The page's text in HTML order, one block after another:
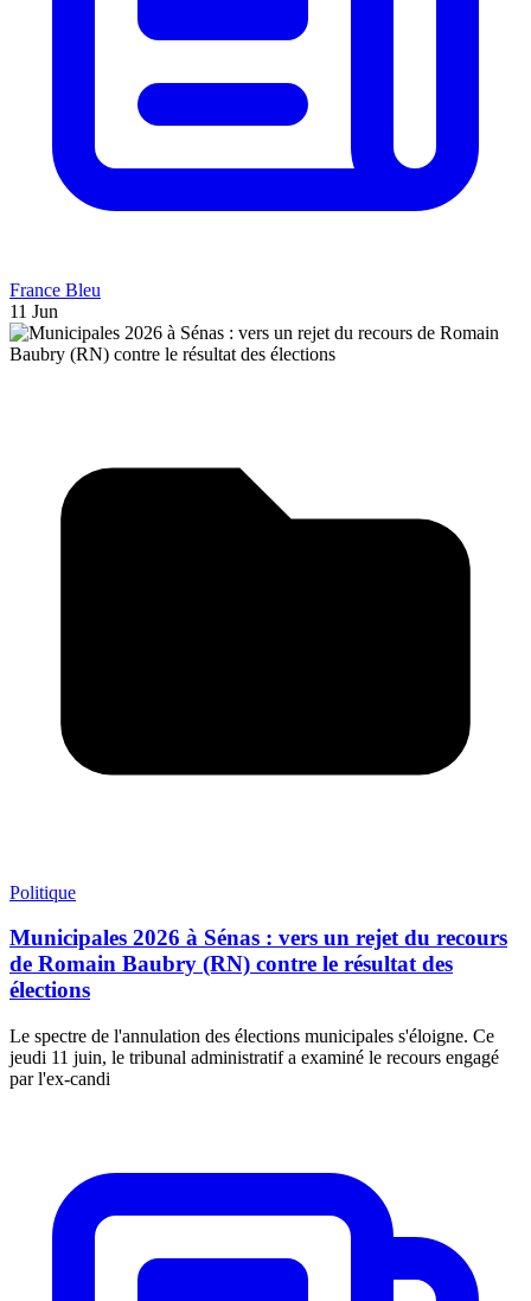
France Bleu
11 Jun
Politique
Municipales 2026 à Sénas : vers un rejet du recours
de Romain Baubry (RN) contre le résultat des
élections
Le spectre de l'annulation des élections municipales s'éloigne. Ce
jeudi 11 juin, le tribunal administratif a examiné le recours engagé
par l'ex-candi